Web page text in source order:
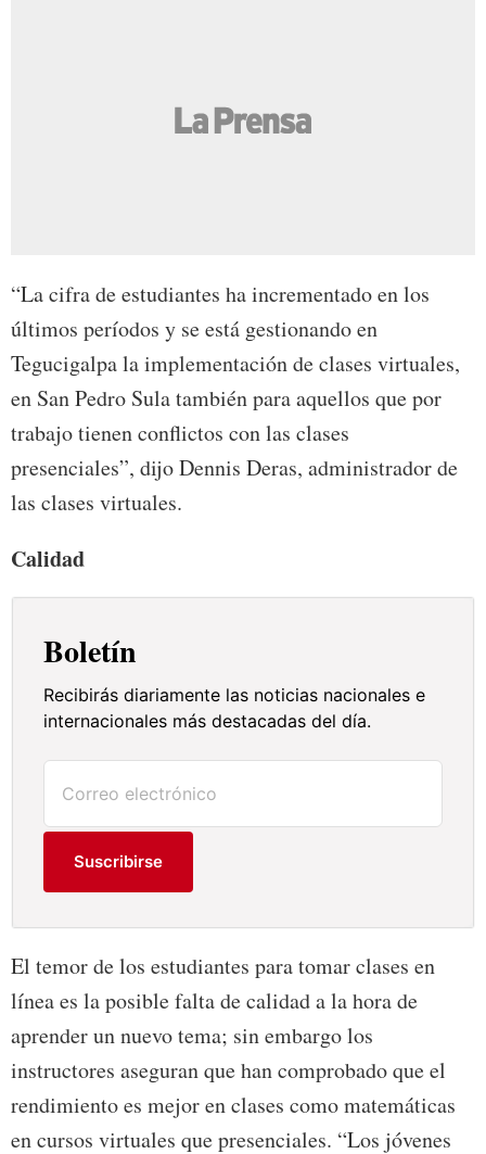
“La cifra de estudiantes ha incrementado en los
últimos períodos y se está gestionando en
Tegucigalpa la implementación de clases virtuales,
en San Pedro Sula también para aquellos que por
trabajo tienen conflictos con las clases
presenciales”, dijo Dennis Deras, administrador de
las clases virtuales.
Calidad
Boletín
Recibirás diariamente las noticias nacionales e
internacionales más destacadas del día.
Suscribirse
El temor de los estudiantes para tomar clases en
línea es la posible falta de calidad a la hora de
aprender un nuevo tema; sin embargo los
instructores aseguran que han comprobado que el
rendimiento es mejor en clases como matemáticas
en cursos virtuales que presenciales. “Los jóvenes